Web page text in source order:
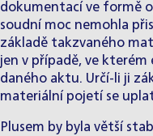
dokumentací ve formě
soudní moc nemohla
základě takzvaného
jen v případě, ve
daného aktu. Určí-li ji
materiální pojetí se
Plusem by byla větší